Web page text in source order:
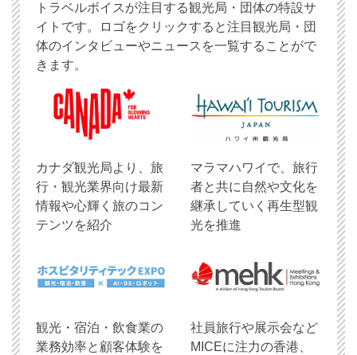
トラベルボイスが注目する観光局・団体の特設サ
イトです。ロゴをクリックすると注目観光局・団
体のインタビューやニュースを一覧することがで
きます。
​カナダ観光局より、旅
行・観光業界向け最新
情報や心輝く旅のコン
テンツを紹介
マラマハワイで、旅行
者と共に自然や文化を
継承していく再生型観
光を推進
観光・宿泊・飲食業の
業務効率と顧客体験を
社員旅行や展示会など
MICEに注力の香港、